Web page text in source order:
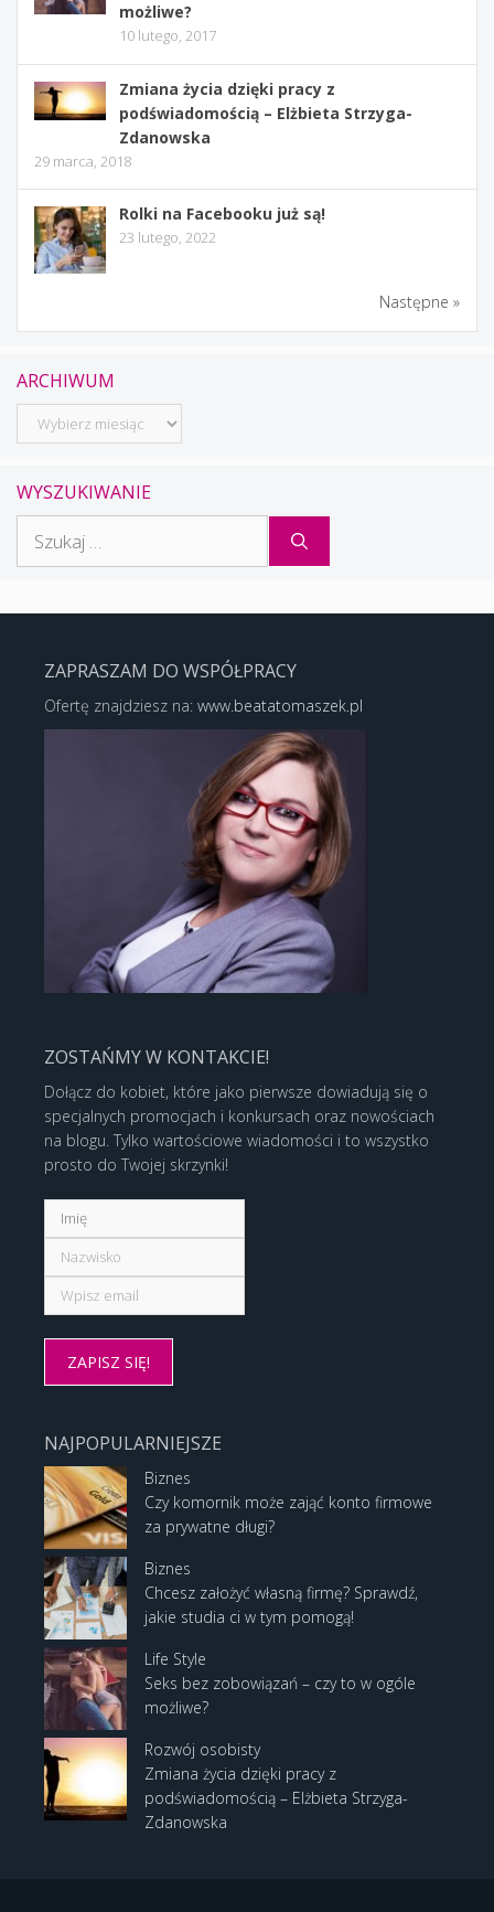
możliwe?
10 lutego, 2017
Zmiana życia dzięki pracy z
podświadomością – Elżbieta Strzyga-
Zdanowska
29 marca, 2018
Rolki na Facebooku już są!
23 lutego, 2022
Następne »
ARCHIWUM
Archiwum
WYSZUKIWANIE
ZAPRASZAM DO WSPÓŁPRACY
Ofertę znajdziesz na: www.beatatomaszek.pl
ZOSTAŃMY W KONTAKCIE!
Dołącz do kobiet, które jako pierwsze dowiadują się o
specjalnych promocjach i konkursach oraz nowościach
na blogu. Tylko wartościowe wiadomości i to wszystko
prosto do Twojej skrzynki!
NAJPOPULARNIEJSZE
Biznes
Czy komornik może zająć konto firmowe
za prywatne długi?
Biznes
Chcesz założyć własną firmę? Sprawdź,
jakie studia ci w tym pomogą!
Life Style
Seks bez zobowiązań – czy to w ogóle
możliwe?
Rozwój osobisty
Zmiana życia dzięki pracy z
podświadomością – Elżbieta Strzyga-
Zdanowska